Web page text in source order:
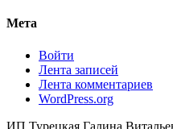
Мета
Войти
Лента записей
Лента комментариев
WordPress.org
ИП Турецкая Галина